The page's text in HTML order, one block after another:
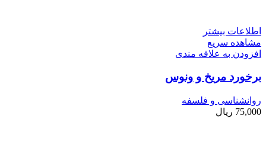
اطلاعات بیشتر
مشاهده سریع
افزودن به علاقه مندی
برخورد مریخ و ونوس
روانشناسی و فلسفه
75,000 ریال